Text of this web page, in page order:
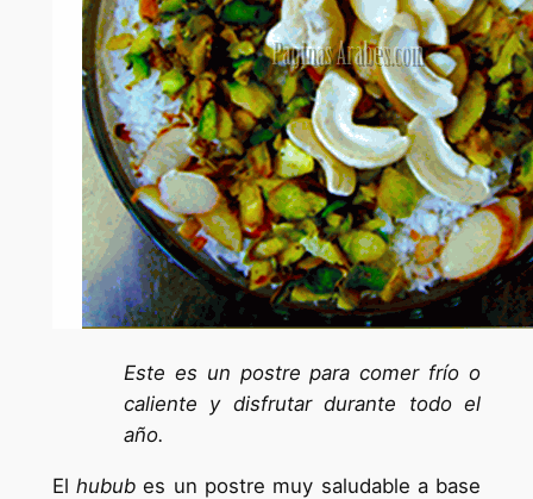
Este es un postre para comer frío o
caliente y disfrutar durante todo el
año.
Elhubub es un postre muy saludable a base